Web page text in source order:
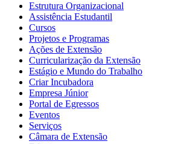
Estrutura Organizacional
Assistência Estudantil
Cursos
Projetos e Programas
Ações de Extensão
Curricularização da Extensão
Estágio e Mundo do Trabalho
Criar Incubadora
Empresa Júnior
Portal de Egressos
Eventos
Serviços
Câmara de Extensão